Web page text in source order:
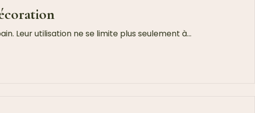
Leur utilisation ne se limite plus seulement à…